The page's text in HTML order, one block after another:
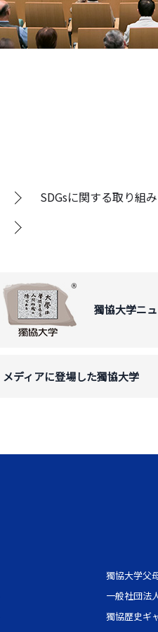
SDGsに関する取り組み
獨協大学ニ
メディアに登場した獨協大学
獨協大学父
一般社団法
獨協歴史ギ